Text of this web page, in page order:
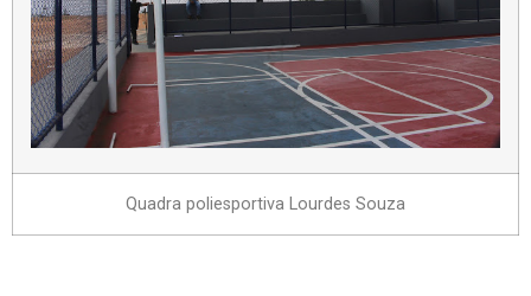
Quadra poliesportiva Lourdes Souza